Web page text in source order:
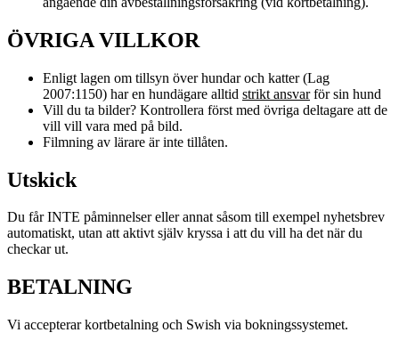
ÖVRIGA VILLKOR
Enligt lagen om tillsyn över hundar och katter (Lag
2007:1150) har en hundägare alltid strikt ansvarför sin hund
Vill du ta bilder? Kontrollera först med övriga deltagare att de
vill vill vara med på bild.
Filmning av lärare är inte tillåten.
Utskick
Du får INTE påminnelser eller annat såsom till exempel nyhetsbrev
automatiskt, utan att aktivt själv kryssa i att du vill ha det när du
checkar ut.
BETALNING
Vi accepterar kortbetalning och Swish via bokningssystemet.